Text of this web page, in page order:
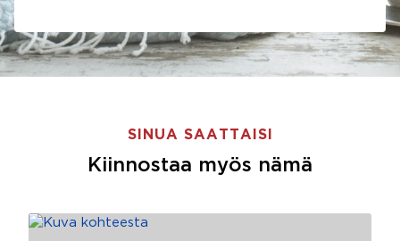
SINUA SAATTAISI
Kiinnostaa myös nämä